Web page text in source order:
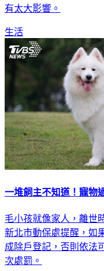
有太大影響。
生活
一堆飼主不知道！寵物
毛小孩就像家人，離世
新北市動保處提醒，如
成除戶登記，否則依法
次處罰。